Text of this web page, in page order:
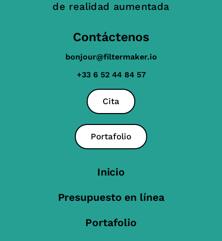
de realidad aumentada
Contáctenos
bonjour@filtermaker.io
+33 6 52 44 84 57
Cita
Portafolio
Inicio
Presupuesto en línea
Portafolio